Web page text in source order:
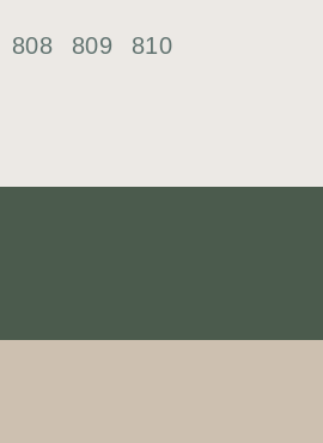
808 809 810